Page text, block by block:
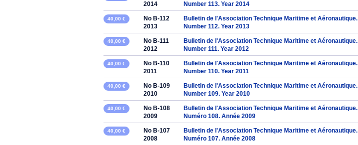
2014
Number 113. Year 2014
40,00 €
No B-112
2013
Bulletin de l'Association Technique Maritime et Aéronautique.
Number 112. Year 2013
40,00 €
No B-111
2012
Bulletin de l'Association Technique Maritime et Aéronautique.
Number 111. Year 2012
40,00 €
No B-110
2011
Bulletin de l'Association Technique Maritime et Aéronautique.
Number 110. Year 2011
40,00 €
No B-109
2010
Bulletin de l'Association Technique Maritime et Aéronautique.
Number 109. Year 2010
40,00 €
No B-108
2009
Bulletin de l'Association Technique Maritime et Aéronautique.
Numéro 108. Année 2009
40,00 €
No B-107
2008
Bulletin de l'Association Technique Maritime et Aéronautique.
Numéro 107. Année 2008